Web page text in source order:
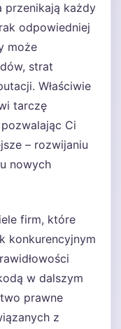
przenikają każdy
odpowiedniej
może
strat
Właściwie
tarczę
Ci
– rozwijaniu
nowych
firm, które
konkurencyjnym
w dalszym
prawne
z